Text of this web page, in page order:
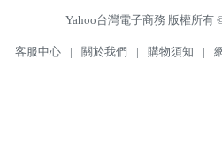
Yahoo台灣電子商務 版權所有
客服中心 | 關於我們 | 購物須知 |